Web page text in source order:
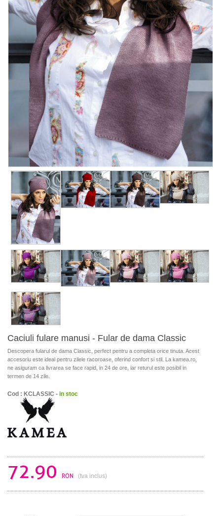
Caciuli fulare manusi - Fular de dama Classic
Descopera fularul de dama Classic, perfect pentru a completa orice tinuta. Acest
accesoriu este ideal pentru zilele racoroase, oferind confort si stil. La kamea.ro,
ne asiguram ca livrarea se face rapid, in 24 de ore, iar returul este posibil in
termen de 14 zile.
Cod : KCLASSIC - in stoc
72.90 RON (tva inclus)